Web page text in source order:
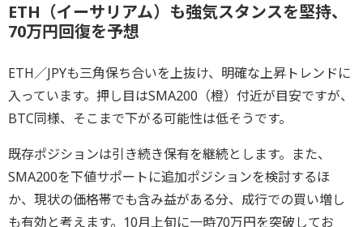
ETH（イーサリアム）も強気スタンスを堅持、
70万円回復を予想
ETH／JPYも三角保ち合いを上抜け、明確な上昇トレンドに
入っています。押し目はSMA200（橙）付近が目安ですが、
BTC同様、そこまで下がる可能性は低そうです。
既存ポジションは引き続き保有を継続とします。また、
SMA200を下値サポートに追加ポジションを検討するほ
か、現状の価格帯でも含み益がある分、成行での買い増し
も有効と考えます。10月上旬に一時70万円を突破してお